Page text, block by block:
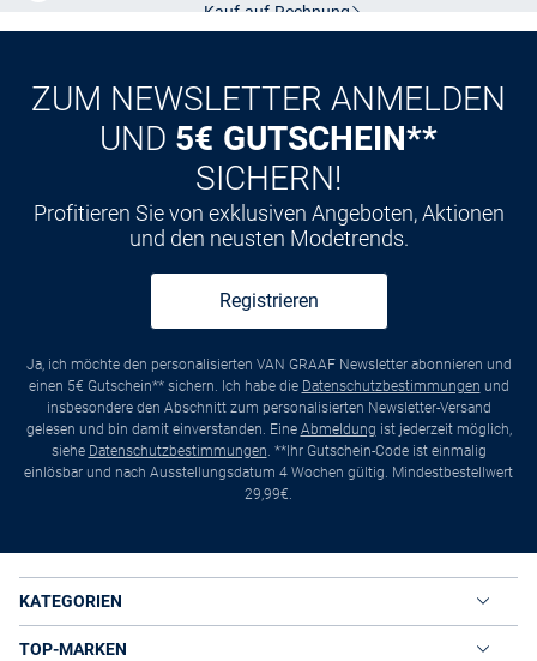
Kauf auf Rechnung
ZUM NEWSLETTER ANMELDEN
UND 5€ GUTSCHEIN**
SICHERN!
Profitieren Sie von exklusiven Angeboten, Aktionen
und den neusten Modetrends.
Registrieren
Ja, ich möchte den personalisierten VAN GRAAF Newsletter abonnieren und
einen 5€ Gutschein** sichern. Ich habe die Datenschutzbestimmungen und
insbesondere den Abschnitt zum personalisierten Newsletter-Versand
gelesen und bin damit einverstanden. Eine Abmeldung ist jederzeit möglich,
siehe Datenschutzbestimmungen. **Ihr Gutschein-Code ist einmalig
einlösbar und nach Ausstellungsdatum 4 Wochen gültig. Mindestbestellwert
29,99€.
KATEGORIEN
TOP-MARKEN